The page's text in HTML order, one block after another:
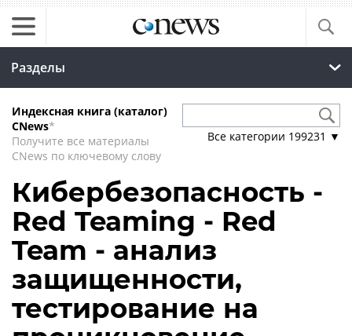
Разделы
Индексная книга (каталог)
CNews*
Получите все материалы
CNews по ключевому слову
Все категории 199231 ▼
Кибербезопасность -
Red Teaming - Red
Team - анализ
защищенности,
тестирование на